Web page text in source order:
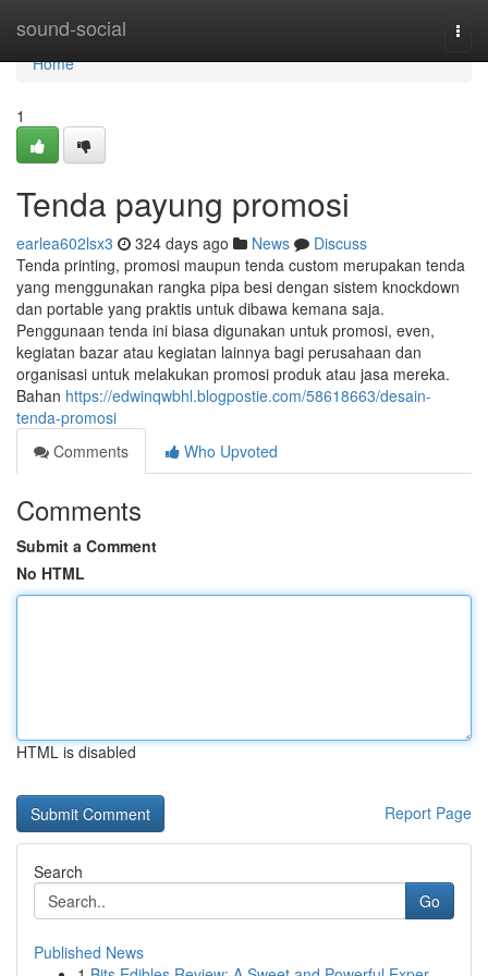
sound-social
Home
Home
1
Tenda payung promosi
earlea602lsx3 324 days ago News
Discuss
Tenda printing, promosi maupun tenda custom merupakan tenda
yang menggunakan rangka pipa besi dengan sistem knockdown
dan portable yang praktis untuk dibawa kemana saja.
Penggunaan tenda ini biasa digunakan untuk promosi, even,
kegiatan bazar atau kegiatan lainnya bagi perusahaan dan
organisasi untuk melakukan promosi produk atau jasa mereka.
Bahan https://edwinqwbhl.blogpostie.com/58618663/desain-
tenda-promosi
Comments
Who Upvoted
Comments
Submit a Comment
No HTML
HTML is disabled
Report Page
Search
Go
Published News